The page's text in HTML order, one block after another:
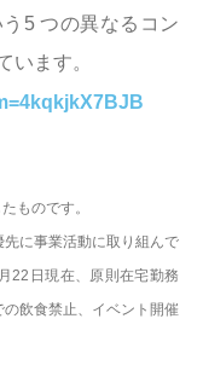
5 つの異なるコン
います。
ものです。
に事業活動に取り組んで
22日現在、原則在宅勤務
飲食禁止、イベント開催